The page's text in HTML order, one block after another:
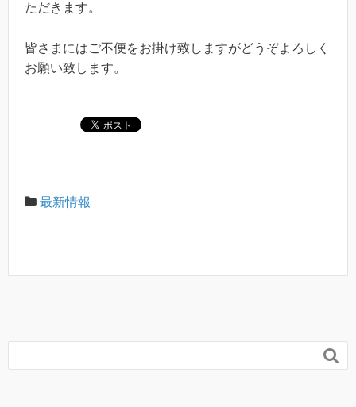
ただきます。
皆さまにはご不便をお掛け致しますがどうぞよろしく
お願い致します。
最新情報
